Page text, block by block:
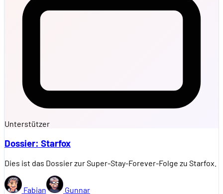
Unterstützer
Dossier: Starfox
Dies ist das Dossier zur Super-Stay-Forever-Folge zu Starfox.
Fabian
Gunnar